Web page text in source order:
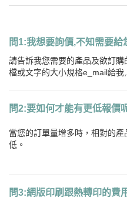
問1:我想要詢價,不知需要給
請告訴我您需要的產品及欲訂
檔或文字的大小規格e_mail給我
問2:要如何才能有更低報價
當您的訂單量增多時，相對的
低。
問3:網版印刷跟熱轉印的費